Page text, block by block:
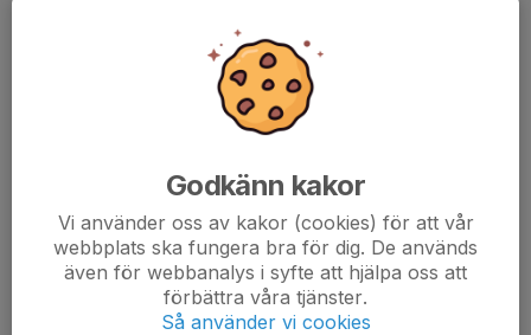
Hej. Här kommer en kallelse till poolspelet i Hummelsta
på Borgvallen. Sista anmälningsdatumet är på söndag
Tider och schema kommer senare beroende på om vi
får ihop ett lag eller inte
Godkänn kakor
Vi använder oss av kakor (cookies) för att vår
webbplats ska fungera bra för dig. De används
även för webbanalys i syfte att hjälpa oss att
förbättra våra tjänster.
Så använder vi cookies